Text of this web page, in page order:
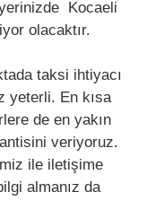
Kocaeli
olacaktır.
taksi ihtiyacı
yeterli. En kısa
de en yakın
veriyoruz.
ile iletişime
almanız da